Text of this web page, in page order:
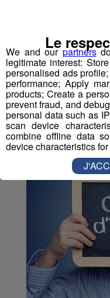
Vous en
We and ourpartnersdo
legitimate interest:
personalised ads
performance; Apply
products; Create a
prevent fraud, and
personal data such as
scan device
combine offline data
device characteristics
Le